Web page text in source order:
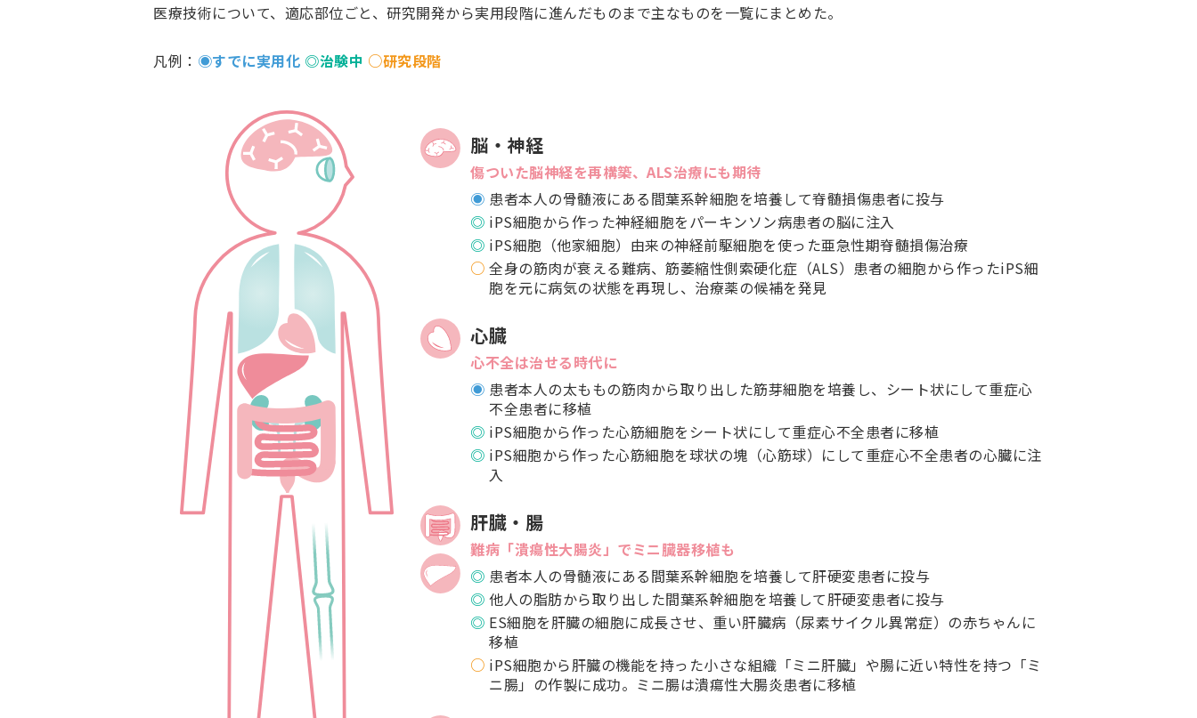
医療技術について、適応部位ごと、研究開発から実用段階に進んだものまで主なものを一覧にまとめた。
凡例： ◉すでに実用化 ◎治験中 ○研究段階
脳・神経
傷ついた脳神経を再構築、ALS治療にも期待
患者本人の骨髄液にある間葉系幹細胞を培養して脊髄損傷患者に投与
iPS細胞から作った神経細胞をパーキンソン病患者の脳に注入
iPS細胞（他家細胞）由来の神経前駆細胞を使った亜急性期脊髄損傷治療
全身の筋肉が衰える難病、筋萎縮性側索硬化症（ALS）患者の細胞から作ったiPS細
胞を元に病気の状態を再現し、治療薬の候補を発見
心臓
心不全は治せる時代に
患者本人の太ももの筋肉から取り出した筋芽細胞を培養し、シート状にして重症心
不全患者に移植
iPS細胞から作った心筋細胞をシート状にして重症心不全患者に移植
iPS細胞から作った心筋細胞を球状の塊（心筋球）にして重症心不全患者の心臓に注
入
肝臓・腸
難病「潰瘍性大腸炎」でミニ臓器移植も
患者本人の骨髄液にある間葉系幹細胞を培養して肝硬変患者に投与
他人の脂肪から取り出した間葉系幹細胞を培養して肝硬変患者に投与
ES細胞を肝臓の細胞に成長させ、重い肝臓病（尿素サイクル異常症）の赤ちゃんに
移植
iPS細胞から肝臓の機能を持った小さな組織「ミニ肝臓」や腸に近い特性を持つ「ミ
ニ腸」の作製に成功。ミニ腸は潰瘍性大腸炎患者に移植